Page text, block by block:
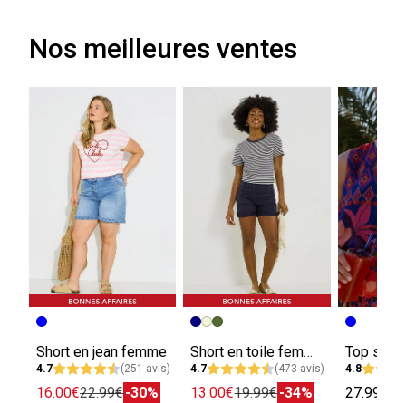
Nos meilleures ventes
Short en jean femme
4.7 (251 avis)
16.00€22.99€-30%
Short en toile femme
4.7 (473 avis)
13.00€19.99€-34%
4.8
27.99€